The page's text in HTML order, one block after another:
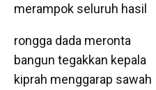
merampok seluruh hasil
rongga dada meronta
bangun tegakkan kepala
kiprah menggarap sawah